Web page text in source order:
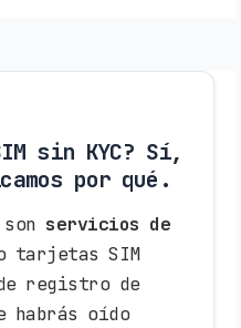
sin KYC? Sí,
por qué.
servicios de
tarjetas SIM
registro de
habrás oído